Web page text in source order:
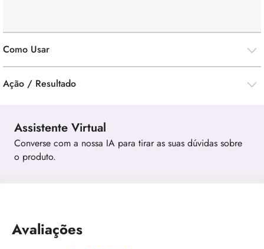
Como Usar
Ação / Resultado
Assistente Virtual
Converse com a nossa IA para tirar as suas dúvidas sobre
o produto.
Avaliações